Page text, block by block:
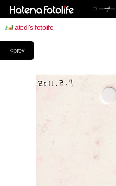
ユーザ
atodi's fotolife
<prev